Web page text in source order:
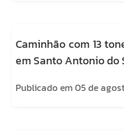
Caminhão com 13
em Santo Antonio do
Publicado em 05 de